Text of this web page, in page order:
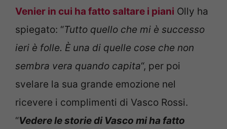
Venier in cui ha fatto saltare i piani Olly ha
spiegato: “Tutto quello che mi è successo
ieri è folle. È una di quelle cose che non
sembra vera quando capita“, per poi
svelare la sua grande emozione nel
ricevere i complimenti di Vasco Rossi.
“Vedere le storie di Vasco mi ha fatto